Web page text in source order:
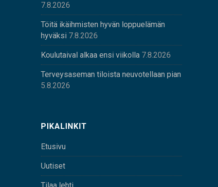
7.8.2026
Töitä ikäihmisten hyvän loppuelämän
hyväksi 7.8.2026
Koulutaival alkaa ensi viikolla 7.8.2026
Terveysaseman tiloista neuvotellaan pian
5.8.2026
PIKALINKIT
Etusivu
Uutiset